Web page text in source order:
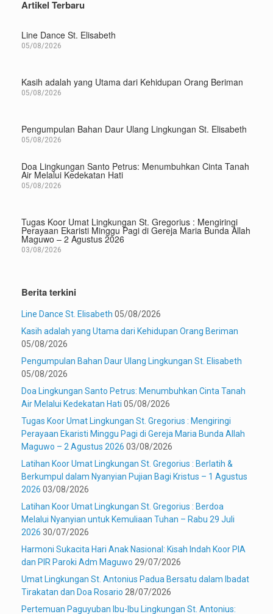
Artikel Terbaru
Line Dance St. Elisabeth
05/08/2026
Kasih adalah yang Utama dari Kehidupan Orang Beriman
05/08/2026
Pengumpulan Bahan Daur Ulang Lingkungan St. Elisabeth
05/08/2026
Doa Lingkungan Santo Petrus: Menumbuhkan Cinta Tanah
Air Melalui Kedekatan Hati
05/08/2026
Tugas Koor Umat Lingkungan St. Gregorius : Mengiringi
Perayaan Ekaristi Minggu Pagi di Gereja Maria Bunda Allah
Maguwo – 2 Agustus 2026
03/08/2026
Berita terkini
Line Dance St. Elisabeth 05/08/2026
Kasih adalah yang Utama dari Kehidupan Orang Beriman
05/08/2026
Pengumpulan Bahan Daur Ulang Lingkungan St. Elisabeth
05/08/2026
Doa Lingkungan Santo Petrus: Menumbuhkan Cinta Tanah
Air Melalui Kedekatan Hati 05/08/2026
Tugas Koor Umat Lingkungan St. Gregorius : Mengiringi
Perayaan Ekaristi Minggu Pagi di Gereja Maria Bunda Allah
Maguwo – 2 Agustus 2026 03/08/2026
Latihan Koor Umat Lingkungan St. Gregorius : Berlatih &
Berkumpul dalam Nyanyian Pujian Bagi Kristus – 1 Agustus
2026 03/08/2026
Latihan Koor Umat Lingkungan St. Gregorius : Berdoa
Melalui Nyanyian untuk Kemuliaan Tuhan – Rabu 29 Juli
2026 30/07/2026
Harmoni Sukacita Hari Anak Nasional: Kisah Indah Koor PIA
dan PIR Paroki Adm Maguwo 29/07/2026
Umat Lingkungan St. Antonius Padua Bersatu dalam Ibadat
Tirakatan dan Doa Rosario 28/07/2026
Pertemuan Paguyuban Ibu-Ibu Lingkungan St. Antonius: